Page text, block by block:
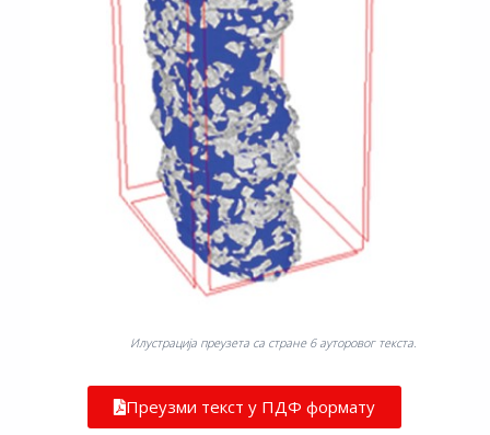
Илустрација преузета са стране 6 ауторовог текста.
Преузми текст у ПДФ формату